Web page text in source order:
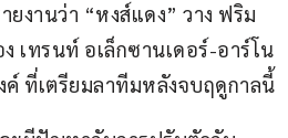
ยงานว่า “หงส์แดง” วาง ฟริม
เทรนท์ อเล็กซานเดอร์-อาร์โน
ค์ ที่เตรียมลาทีมหลังจบฤดูกาลนี้